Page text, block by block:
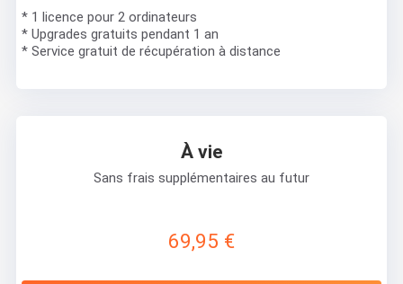
* 1 licence pour 2 ordinateurs
* Upgrades gratuits pendant 1 an
* Service gratuit de récupération à distance
À vie
Sans frais supplémentaires au futur
69,95 €